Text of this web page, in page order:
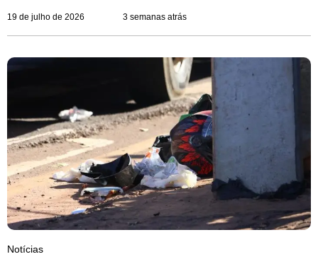
19 de julho de 2026 3 semanas atrás
Notícias